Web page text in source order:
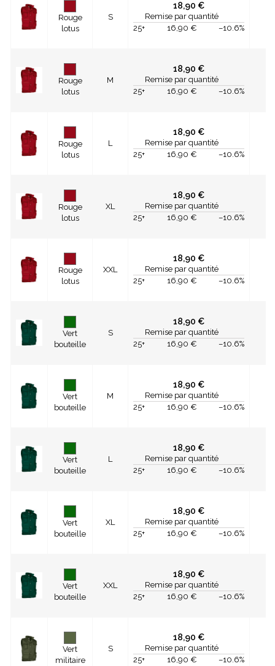
Rouge
lotus
S
18,90 €
Remise par quantité
25+
16,90 € –10.6%
Rouge
lotus
M
18,90 €
Remise par quantité
25+
16,90 € –10.6%
Rouge
lotus
L
18,90 €
Remise par quantité
25+
16,90 € –10.6%
Rouge
lotus
XL
18,90 €
Remise par quantité
25+
16,90 € –10.6%
Rouge
lotus
XXL
18,90 €
Remise par quantité
25+
16,90 € –10.6%
Vert
bouteille
S
18,90 €
Remise par quantité
25+
16,90 € –10.6%
Vert
bouteille
M
18,90 €
Remise par quantité
25+
16,90 € –10.6%
Vert
bouteille
L
18,90 €
Remise par quantité
25+
16,90 € –10.6%
Vert
bouteille
XL
18,90 €
Remise par quantité
25+
16,90 € –10.6%
Vert
bouteille
XXL
18,90 €
Remise par quantité
25+
16,90 € –10.6%
Vert
militaire
S
18,90 €
Remise par quantité
25+
16,90 € –10.6%